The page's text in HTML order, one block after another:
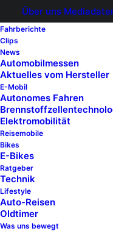
Über uns
Fahrberichte
Clips
News
Automobilmessen
Aktuelles vom Hersteller
E-Mobil
Autonomes Fahren
Elektromobilität
Reisemobile
Bikes
E-Bikes
Ratgeber
Technik
Lifestyle
Auto-Reisen
Oldtimer
Was uns bewegt